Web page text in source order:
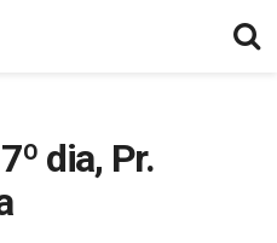
dia, Pr.